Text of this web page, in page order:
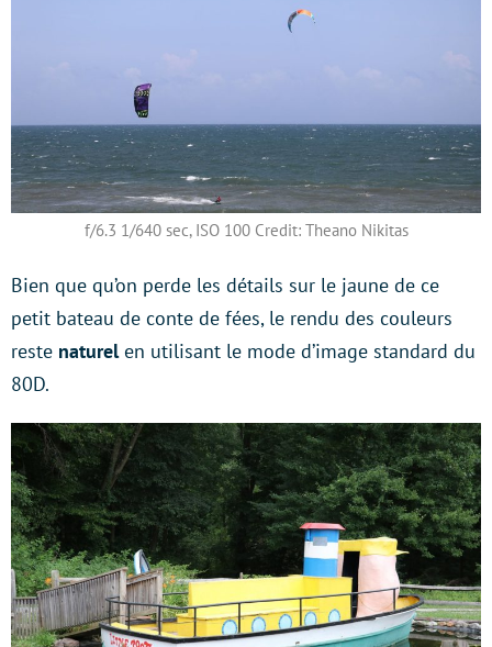
f/6.3 1/640 sec, ISO 100 Credit: Theano Nikitas
Bien que qu’on perde les détails sur le jaune de ce
petit bateau de conte de fées, le rendu des couleurs
reste naturelen utilisant le mode d’image standard du
80D.